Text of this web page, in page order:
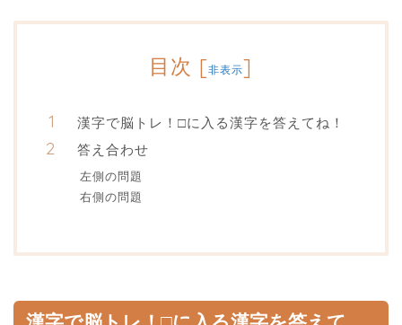
目次 [非表示]
漢字で脳トレ！□に入る漢字を答えてね！
答え合わせ
左側の問題
右側の問題